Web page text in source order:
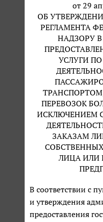
от 29
ОБ
РЕГЛАМЕНТА
НАДЗОРУ
УСЛУГИ
ПЕРЕВОЗОК
ИСКЛЮЧЕНИЕМ
ЗАКАЗАМ
ЛИЦА ИЛИ
В соответствии с
и утверждения
предоставления